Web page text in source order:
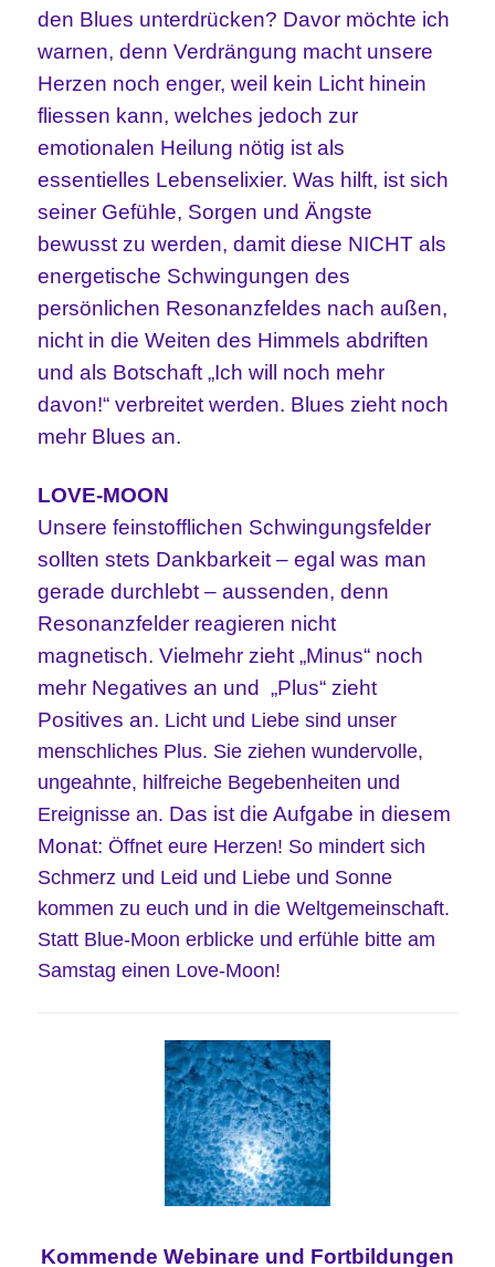
den Blues unterdrücken? Davor möchte ich
warnen, denn Verdrängung macht unsere
Herzen noch enger, weil kein Licht hinein
fliessen kann, welches jedoch zur
emotionalen Heilung nötig ist als
essentielles Lebenselixier. Was hilft, ist sich
seiner Gefühle, Sorgen und Ängste
bewusst zu werden, damit diese NICHT als
energetische Schwingungen des
persönlichen Resonanzfeldes nach außen,
nicht in die Weiten des Himmels abdriften
und als Botschaft „Ich will noch mehr
davon!“ verbreitet werden. Blues zieht noch
mehr Blues an.
LOVE-MOON
Unsere feinstofflichen Schwingungsfelder
sollten stets Dankbarkeit – egal was man
gerade durchlebt – aussenden, denn
Resonanzfelder reagieren nicht
magnetisch. Vielmehr zieht „Minus“ noch
mehr Negatives an und„Plus“ zieht
Positives an. Licht und Liebe sind unser
menschliches Plus. Sie ziehen wundervolle,
ungeahnte, hilfreiche Begebenheiten und
Ereignisse an. Das ist die Aufgabe in diesem
Monat:Öffnet eure Herzen! So mindert sich
Schmerz und Leid und Liebe und Sonne
kommen zu euch und in die Weltgemeinschaft.
Statt Blue-Moon erblicke und erfühle bitte am
Samstag einen Love-Moon!
Kommende Webinare und Fortbildungen